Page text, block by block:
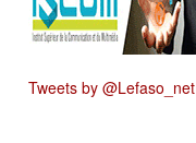
Tweets by @Lefaso_net